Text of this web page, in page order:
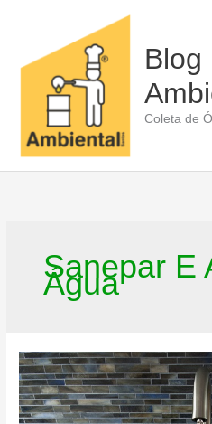
conteúdo
Blog
Coleta de
Sanepar E
Água